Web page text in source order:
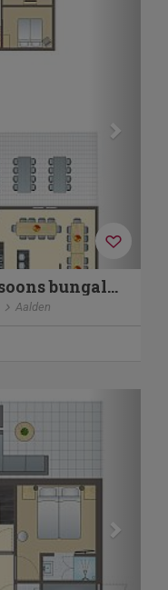
Aelderholt | 24-persoons bungalow | 24EL
Aalden